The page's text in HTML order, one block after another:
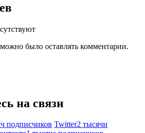
было оставлять комментарии.
на связи
подписчиков Twitter2 тысячи